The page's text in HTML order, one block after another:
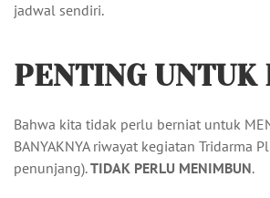
jadwal sendiri.
PENTING UNTUK
Bahwa kita tidak perlu berniat untuk
BANYAKNYA riwayat kegiatan Tridarma
penunjang).TIDAK PERLU MENIMBUN.